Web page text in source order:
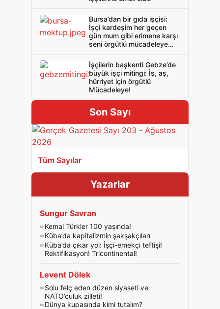
Bursa’dan bir gıda işçisi:
İşçi kardeşim her geçen
gün mum gibi erimene karşı
seni örgütlü mücadeleye
İşçilerin başkenti Gebze’de
büyük işçi mitingi: İş, aş,
hürriyet için örgütlü
Mücadeleye!
Son Sayı
Tüm Sayılar
Yazarlar
Sungur Savran
Kemal Türkler 100 yaşında!
Küba’da kapitalizmin şakşakçıları
Küba’da çıkar yol: İşçi-emekçi teftişi!
Rektifikasyon! Tricontinental!
Levent Dölek
Solu felç eden düzen siyaseti ve
NATO’culuk zilleti!
Dünya kupasında kimi tutalım?